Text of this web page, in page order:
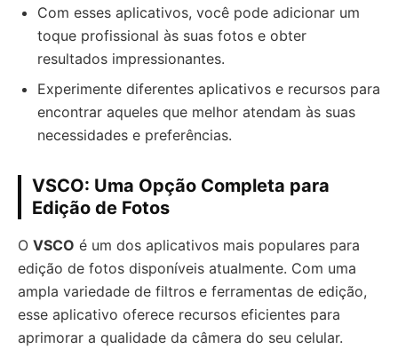
Com esses aplicativos, você pode adicionar um
toque profissional às suas fotos e obter
resultados impressionantes.
Experimente diferentes aplicativos e recursos para
encontrar aqueles que melhor atendam às suas
necessidades e preferências.
VSCO: Uma Opção Completa para
Edição de Fotos
O VSCO é um dos aplicativos mais populares para
edição de fotos disponíveis atualmente. Com uma
ampla variedade de filtros e ferramentas de edição,
esse aplicativo oferece recursos eficientes para
aprimorar a qualidade da câmera do seu celular.